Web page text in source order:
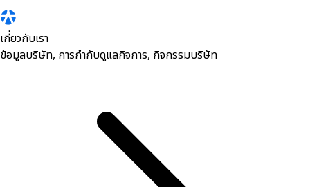
เกี่ยวกับเรา
ข้อมูลบริษัท, การกำกับดูแลกิจการ, กิจกรรมบริษัท